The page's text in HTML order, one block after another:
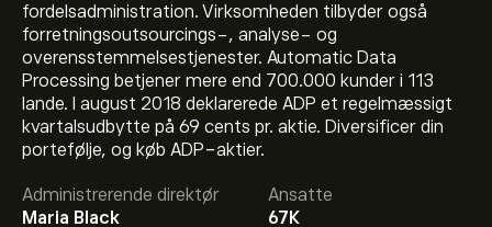
fordelsadministration. Virksomheden tilbyder også
forretningsoutsourcings-, analyse- og
overensstemmelsestjenester. Automatic Data
Processing betjener mere end 700.000 kunder i 113
lande. I august 2018 deklarerede ADP et regelmæssigt
kvartalsudbytte på 69 cents pr. aktie. Diversificer din
portefølje, og køb ADP-aktier.
Administrerende direktør
Maria Black
Ansatte
67K
Den aktuelle ADP-aktiekurs er 271.32‎$‎.